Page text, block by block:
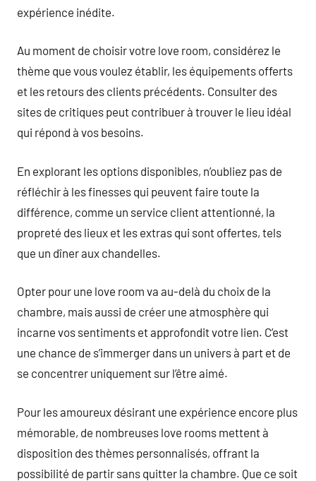
expérience inédite.
Au moment de choisir votre love room, considérez le
thème que vous voulez établir, les équipements offerts
et les retours des clients précédents. Consulter des
sites de critiques peut contribuer à trouver le lieu idéal
qui répond à vos besoins.
En explorant les options disponibles, n’oubliez pas de
réfléchir à les finesses qui peuvent faire toute la
différence, comme un service client attentionné, la
propreté des lieux et les extras qui sont offertes, tels
que un dîner aux chandelles.
Opter pour une love room va au-delà du choix de la
chambre, mais aussi de créer une atmosphère qui
incarne vos sentiments et approfondit votre lien. C’est
une chance de s’immerger dans un univers à part et de
se concentrer uniquement sur l’être aimé.
Pour les amoureux désirant une expérience encore plus
mémorable, de nombreuses love rooms mettent à
disposition des thèmes personnalisés, offrant la
possibilité de partir sans quitter la chambre. Que ce soit